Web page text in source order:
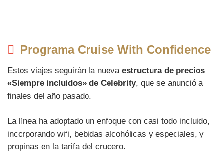
Programa Cruise With Confidence
Estos viajes seguirán la nueva estructura de precios
«Siempre incluidos» de Celebrity, que se anunció a
finales del año pasado.
La línea ha adoptado un enfoque con casi todo incluido,
incorporando wifi, bebidas alcohólicas y especiales, y
propinas en la tarifa del crucero.